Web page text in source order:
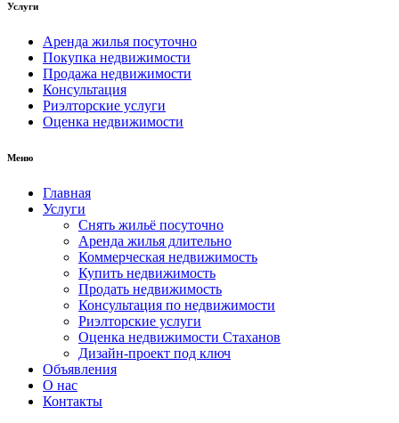
Услуги
Аренда жилья посуточно
Покупка недвижимости
Продажа недвижимости
Консультация
Риэлторские услуги
Оценка недвижимости
Меню
Главная
Услуги
Снять жильё посуточно
Аренда жилья длительно
Коммерческая недвижимость
Купить недвижимость
Продать недвижимость
Консультация по недвижимости
Риэлторские услуги
Оценка недвижимости Стаханов
Дизайн-проект под ключ
Объявления
О нас
Контакты